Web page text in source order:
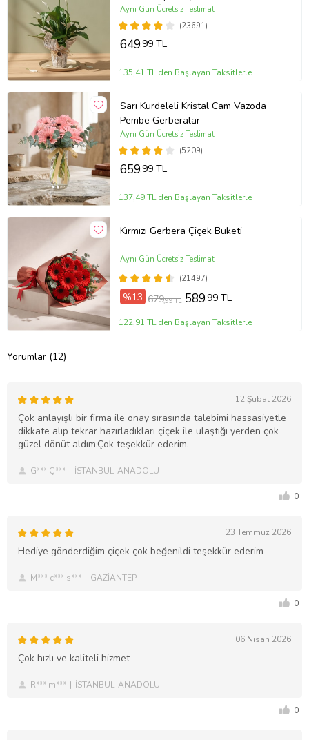
(23691)
Aynı Gün Ücretsiz Teslimat
649,99 TL
135,41 TL'den Başlayan Taksitlerle
Sarı Kurdeleli Kristal Cam Vazoda
Pembe Gerberalar
(5209)
Aynı Gün Ücretsiz Teslimat
659,99 TL
137,49 TL'den Başlayan Taksitlerle
Kırmızı Gerbera Çiçek Buketi
(21497)
Aynı Gün Ücretsiz Teslimat
%13 679,99 TL 589,99 TL
122,91 TL'den Başlayan Taksitlerle
Yorumlar (12)
12 Şubat 2026
Çok anlayışlı bir firma ile onay sırasında talebimi hassasiyetle
dikkate alıp tekrar hazırladıkları çiçek ile ulaştığı yerden çok
güzel dönüt aldım.Çok teşekkür ederim.
G*** Ç*** İSTANBUL-ANADOLU
0
23 Temmuz 2026
Hediye gönderdiğim çiçek çok beğenildi teşekkür ederim
M*** c*** s*** GAZİANTEP
0
06 Nisan 2026
Çok hızlı ve kaliteli hizmet
R*** m*** İSTANBUL-ANADOLU
0